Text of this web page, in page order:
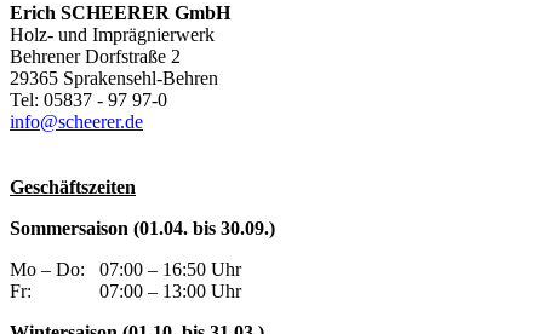
Erich SCHEERER GmbH
Holz- und Imprägnierwerk
Behrener Dorfstraße 2
29365 Sprakensehl-Behren
Tel: 05837 - 97 97-0
info@scheerer.de
Geschäftszeiten
Sommersaison (01.04. bis 30.09.)
Mo – Do:
07:00 – 16:50 Uhr
Fr:
07:00 – 13:00 Uhr